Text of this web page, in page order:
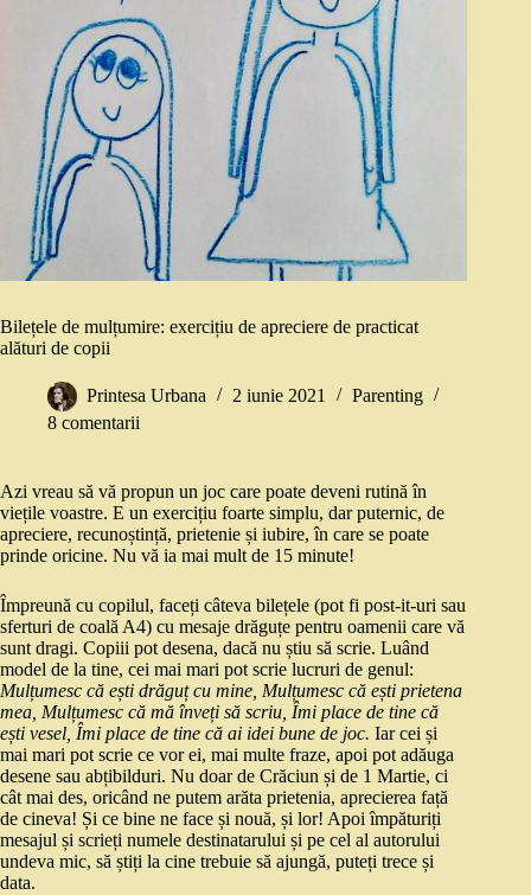
Bilețele de mulțumire: exercițiu de apreciere de practicat
alături de copii
Printesa Urbana 2 iunie 2021
Parenting
8 comentarii
Azi vreau să vă propun un joc care poate deveni rutină în
viețile voastre. E un exercițiu foarte simplu, dar puternic, de
apreciere, recunoștință, prietenie și iubire, în care se poate
prinde oricine. Nu vă ia mai mult de 15 minute!
Împreună cu copilul, faceți câteva bilețele (pot fi post-it-uri sau
sferturi de coală A4) cu mesaje drăguțe pentru oamenii care vă
sunt dragi. Copiii pot desena, dacă nu știu să scrie. Luând
model de la tine, cei mai mari pot scrie lucruri de genul:
Mulțumesc că ești drăguț cu mine, Mulțumesc că ești prietena
mea, Mulțumesc că mă înveți să scriu, Îmi place de tine că
ești vesel, Îmi place de tine că ai idei bune de joc. Iar cei și
mai mari pot scrie ce vor ei, mai multe fraze, apoi pot adăuga
desene sau abțibilduri. Nu doar de Crăciun și de 1 Martie, ci
cât mai des, oricând ne putem arăta prietenia, aprecierea față
de cineva! Și ce bine ne face și nouă, și lor! Apoi împăturiți
mesajul și scrieți numele destinatarului și pe cel al autorului
undeva mic, să știți la cine trebuie să ajungă, puteți trece și
data.